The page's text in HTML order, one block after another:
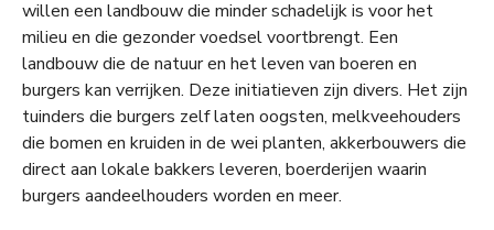
willen een landbouw die minder schadelijk is voor het
milieu en die gezonder voedsel voortbrengt. Een
landbouw die de natuur en het leven van boeren en
burgers kan verrijken. Deze initiatieven zijn divers. Het zijn
tuinders die burgers zelf laten oogsten, melkveehouders
die bomen en kruiden in de wei planten, akkerbouwers die
direct aan lokale bakkers leveren, boerderijen waarin
burgers aandeelhouders worden en meer.